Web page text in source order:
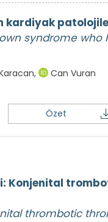
kardiyak
syndrome who
, Can Vuran
Özet
Konjenital
thrombotic